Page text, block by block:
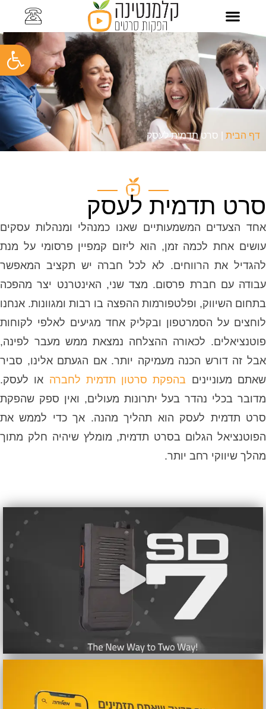
דף הבית סרט תדמית לעסק
סרט תדמית לעסק
אחד הצעדים המשמעותיים שאנו כמנהלי ומנהלות עסקים
עושים אחת לכמה זמן, הוא ליזום קמפיין פרסומי על מנת
להגדיל את הרווחים. לא לכל חברה יש תקציב המאפשר
עבודה עם חברת פרסום. מצד שני, האינטרנט יצר מהפכה
בתחום השיווק, ופלטפורמות ההפצה בו רבות ומגוונות. אנחנו
לוחצים על הסמרטפון ובקליק אחד מגיעים לאלפי לקוחות
פוטנציאלים. לכאורה ההצלחה נמצאת ממש מעבר לפינה,
אבל זה דורש הכנה מעמיקה יותר. אם הגעתם אלינו, סביר
שאתם מעוניינים בהפקת סרטון תדמית לחברה או לעסק.
מדובר בכלי נהדר בעל יתרונות מעולים, ואין ספק שהפקת
סרט תדמית לעסק הוא תהליך מהנה. אך כדי לממש את
הפוטנציאל הגלום בסרט תדמית, מומלץ שיהיה חלק מתוך
מהלך שיווקי רחב יותר.